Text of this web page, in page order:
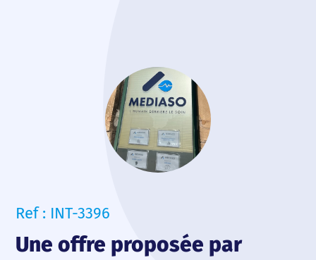
Ref : INT-3396
Une offre proposée par